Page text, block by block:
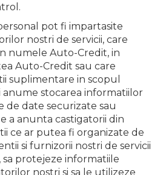
pot fi impartasite
nostri de servicii, care
numele Auto-Credit, in
Auto-Credit sau care
suplimentare in scopul
anume stocarea informatiilor
de date securizate sau
a anunta castigatorii din
ce ar putea fi organizate de
si furnizorii nostri de servicii
sa protejeze informatiile
nostri si sa le utilizeze